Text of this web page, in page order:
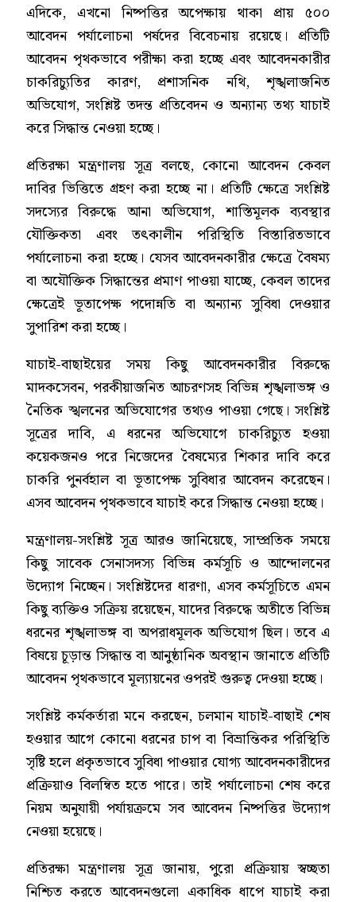
এদিকে, এখনো নিষ্পত্তির অপেক্ষায় থাকা প্রায় ৫০০
আবেদন পর্যালোচনা পর্ষদের বিবেচনায় রয়েছে। প্রতিটি
আবেদন পৃথকভাবে পরীক্ষা করা হচ্ছে এবং আবেদনকারীর
চাকরিচ্যুতির কারণ, প্রশাসনিক নথি, শৃঙ্খলাজনিত
অভিযোগ, সংশ্লিষ্ট তদন্ত প্রতিবেদন ও অন্যান্য তথ্য যাচাই
করে সিদ্ধান্ত নেওয়া হচ্ছে।
প্রতিরক্ষা মন্ত্রণালয় সূত্র বলছে, কোনো আবেদন কেবল
দাবির ভিত্তিতে গ্রহণ করা হচ্ছে না। প্রতিটি ক্ষেত্রে সংশ্লিষ্ট
সদস্যের বিরুদ্ধে আনা অভিযোগ, শাস্তিমূলক ব্যবস্থার
যৌক্তিকতা এবং তৎকালীন পরিস্থিতি বিস্তারিতভাবে
পর্যালোচনা করা হচ্ছে। যেসব আবেদনকারীর ক্ষেত্রে বৈষম্য
বা অযৌক্তিক সিদ্ধান্তের প্রমাণ পাওয়া যাচ্ছে, কেবল তাদের
ক্ষেত্রেই ভূতাপেক্ষ পদোন্নতি বা অন্যান্য সুবিধা দেওয়ার
সুপারিশ করা হচ্ছে।
যাচাই-বাছাইয়ের সময় কিছু আবেদনকারীর বিরুদ্ধে
মাদকসেবন, পরকীয়াজনিত আচরণসহ বিভিন্ন শৃঙ্খলাভঙ্গ ও
নৈতিক স্খলনের অভিযোগের তথ্যও পাওয়া গেছে। সংশ্লিষ্ট
সূত্রের দাবি, এ ধরনের অভিযোগে চাকরিচ্যুত হওয়া
কয়েকজনও পরে নিজেদের বৈষম্যের শিকার দাবি করে
চাকরি পুনর্বহাল বা ভূতাপেক্ষ সুবিধার আবেদন করেছেন।
এসব আবেদন পৃথকভাবে যাচাই করে সিদ্ধান্ত নেওয়া হচ্ছে।
মন্ত্রণালয়-সংশ্লিষ্ট সূত্র আরও জানিয়েছে, সাম্প্রতিক সময়ে
কিছু সাবেক সেনাসদস্য বিভিন্ন কর্মসূচি ও আন্দোলনের
উদ্যোগ নিচ্ছেন। সংশ্লিষ্টদের ধারণা, এসব কর্মসূচিতে এমন
কিছু ব্যক্তিও সক্রিয় রয়েছেন, যাদের বিরুদ্ধে অতীতে বিভিন্ন
ধরনের শৃঙ্খলাভঙ্গ বা অপরাধমূলক অভিযোগ ছিল। তবে এ
বিষয়ে চূড়ান্ত সিদ্ধান্ত বা আনুষ্ঠানিক অবস্থান জানাতে প্রতিটি
আবেদন পৃথকভাবে মূল্যায়নের ওপরই গুরুত্ব দেওয়া হচ্ছে।
সংশ্লিষ্ট কর্মকর্তারা মনে করছেন, চলমান যাচাই-বাছাই শেষ
হওয়ার আগে কোনো ধরনের চাপ বা বিভ্রান্তিকর পরিস্থিতি
সৃষ্টি হলে প্রকৃতভাবে সুবিধা পাওয়ার যোগ্য আবেদনকারীদের
প্রক্রিয়াও বিলম্বিত হতে পারে। তাই পর্যালোচনা শেষ করে
নিয়ম অনুযায়ী পর্যায়ক্রমে সব আবেদন নিষ্পত্তির উদ্যোগ
নেওয়া হয়েছে।
প্রতিরক্ষা মন্ত্রণালয় সূত্র জানায়, পুরো প্রক্রিয়ায় স্বচ্ছতা
নিশ্চিত করতে আবেদনগুলো একাধিক ধাপে যাচাই করা